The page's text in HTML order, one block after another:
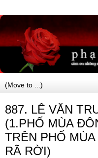
887. LÊ VĂN
(1.PHỐ MÙA
TRÊN PHỐ
RÃ RỜI)